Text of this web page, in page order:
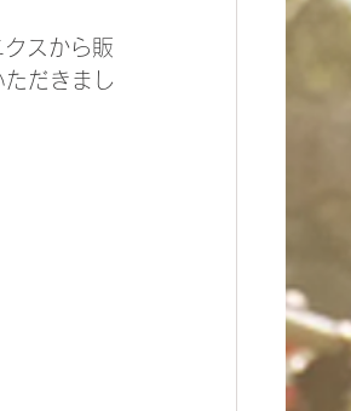
スから販
だきまし